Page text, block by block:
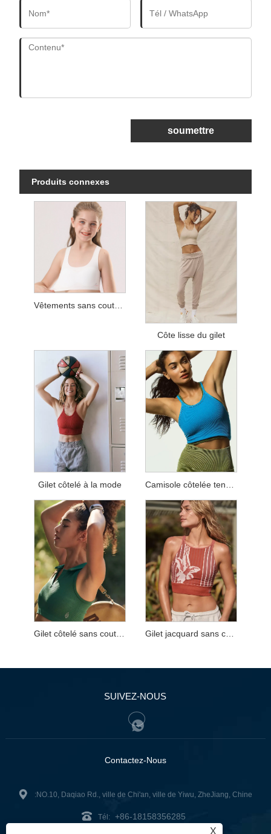
soumettre
Produits connexes
Vêtements sans couture pour enfants
Côte lisse du gilet
Gilet côtelé à la mode
Gilet côtelé sans couture Gilet jacquard sans couture
SUIVEZ-NOUS
Contactez-Nous
:NO.10, Daqiao Rd., ville de Chi'an, ville de Yiwu, ZheJiang, Chine
Tél: +86-18158356285
X